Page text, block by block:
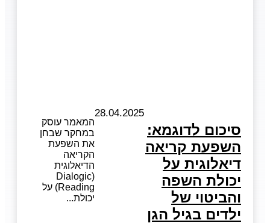
סיכום לדוגמא:
השפעת קריאה
דיאלוגית על
יכולת השפה
והביטוי של
ילדים בגיל הגן
28.04.2025
המאמר עוסק
במחקר שבחן
את השפעת
הקריאה
הדיאלוגית
(Dialogic
Reading) על
יכולת